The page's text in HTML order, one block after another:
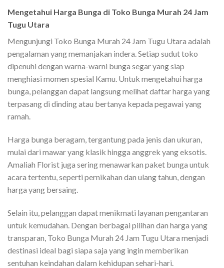
Mengetahui Harga Bunga di Toko Bunga Murah 24 Jam
Tugu Utara
Mengunjungi Toko Bunga Murah 24 Jam Tugu Utara adalah
pengalaman yang memanjakan indera. Setiap sudut toko
dipenuhi dengan warna-warni bunga segar yang siap
menghiasi momen spesial Kamu. Untuk mengetahui harga
bunga, pelanggan dapat langsung melihat daftar harga yang
terpasang di dinding atau bertanya kepada pegawai yang
ramah.
Harga bunga beragam, tergantung pada jenis dan ukuran,
mulai dari mawar yang klasik hingga anggrek yang eksotis.
Amaliah Florist juga sering menawarkan paket bunga untuk
acara tertentu, seperti pernikahan dan ulang tahun, dengan
harga yang bersaing.
Selain itu, pelanggan dapat menikmati layanan pengantaran
untuk kemudahan. Dengan berbagai pilihan dan harga yang
transparan, Toko Bunga Murah 24 Jam Tugu Utara menjadi
destinasi ideal bagi siapa saja yang ingin memberikan
sentuhan keindahan dalam kehidupan sehari-hari.